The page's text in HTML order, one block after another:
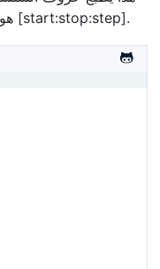
هو بناء الشريحة الموسع. الشكل العام هو [start:stop:step].